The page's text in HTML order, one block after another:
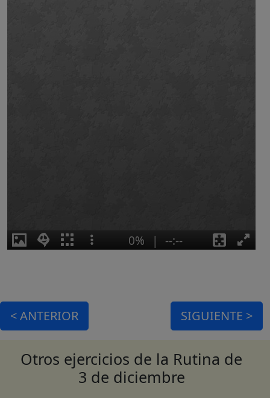
<ANTERIOR SIGUIENTE >
Otros ejercicios de la Rutina de
3 de diciembre